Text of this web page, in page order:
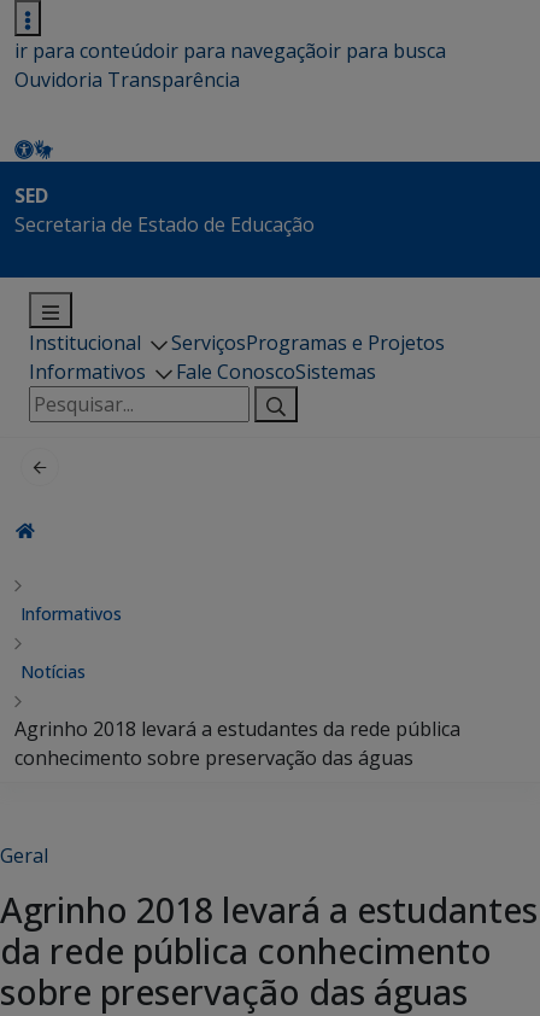
ir para conteúdoir para navegaçãoir para busca
Ouvidoria Transparência
SED
Secretaria de Estado de Educação
Institucional ServiçosProgramas e Projetos
Informativos
Fale ConoscoSistemas
Pesquisar
por:
Informativos
Notícias
Agrinho 2018 levará a estudantes da rede pública
conhecimento sobre preservação das águas
Geral
Agrinho 2018 levará a estudantes
da rede pública conhecimento
sobre preservação das águas